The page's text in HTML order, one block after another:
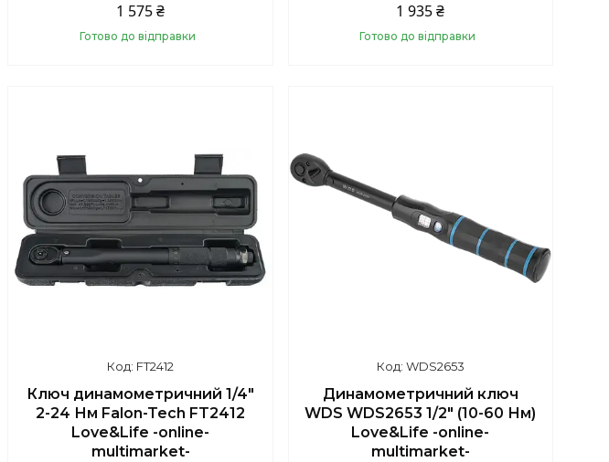
1 575 ₴
Готово до відправки
1 935 ₴
Готово до відправки
FT2412
Ключ динамометричний 1/4"
2-24 Нм Falon-Tech FT2412
Love&Life -online-
multimarket-
WDS2653
Динамометричний ключ
WDS WDS2653 1/2" (10-60 Нм)
Love&Life -online-
multimarket-